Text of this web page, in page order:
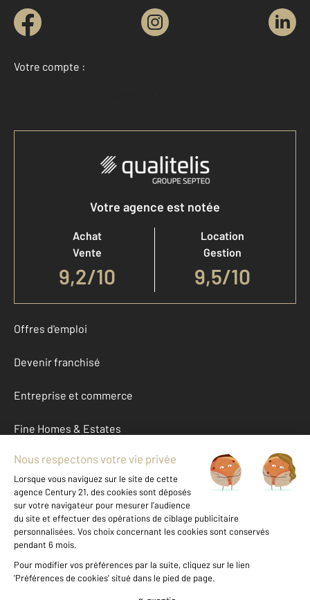
Votre compte :
Accéder à mon compte
Votre agence est notée
Achat
Vente
9,2/10
Location
Gestion
9,5/10
Offres d'emploi
Devenir franchisé
Entreprise et commerce
Fine Homes & Estates
À propos
International
Nous contacter